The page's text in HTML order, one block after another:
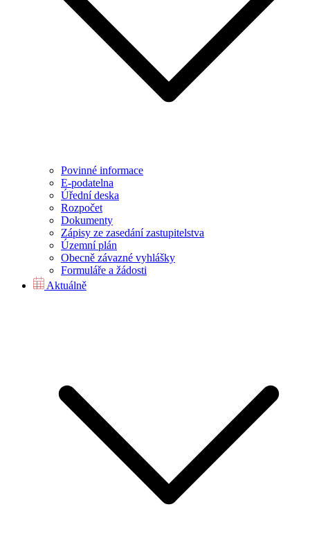
Povinné informace
E-podatelna
Úřední deska
Rozpočet
Dokumenty
Zápisy ze zasedání zastupitelstva
Územní plán
Obecně závazné vyhlášky
Formuláře a žádosti
Aktuálně